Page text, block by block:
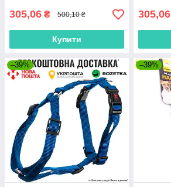
305,06 ₴ 500,10 ₴
Купити
305,06
–39% –39%